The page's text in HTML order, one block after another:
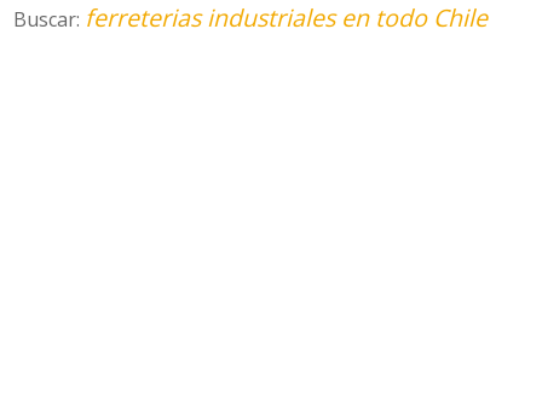
Buscar: ferreterias industriales en todo Chile